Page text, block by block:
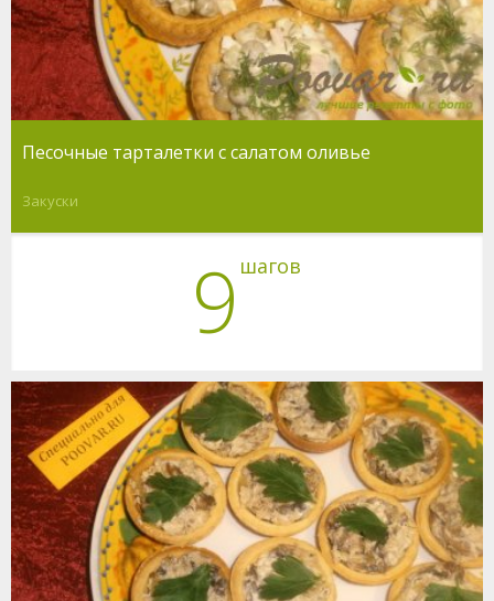
Песочные тарталетки с салатом оливье
Закуски
9 шагов